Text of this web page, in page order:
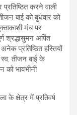
करने वाली
बाई को बुधवार को
मंच पर
श्रद्धासुमन अर्पित
प्रतिष्ठित हस्तियों
तीजन बाई के
को भावभीनी